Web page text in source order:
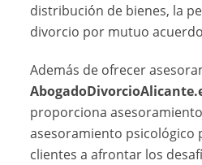
distribución de bienes, la
divorcio por mutuo
Además de ofrecer
proporciona
asesoramiento psicológico
clientes a afrontar los